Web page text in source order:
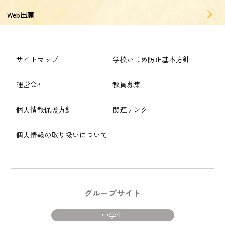
Web出願
サイトマップ
運営会社
個人情報保護方針
個人情報の取り扱いについて
学校いじめ防止基本方針
教員募集
関連リンク
グループサイト
中学生